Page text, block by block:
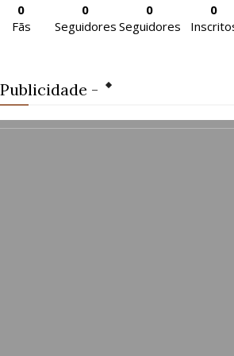
0
Fãs
0
Seguidores
0
Seguidores
0
-